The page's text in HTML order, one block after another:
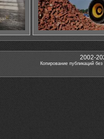
2002-
Копирование публикаций